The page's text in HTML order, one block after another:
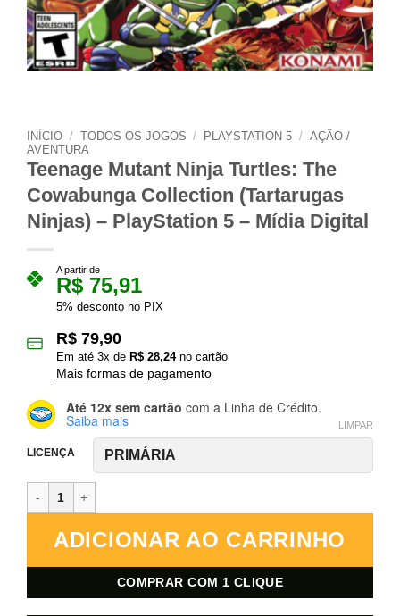
INÍCIO / TODOS OS JOGOS / PLAYSTATION 5 / AÇÃO /
AVENTURA
Teenage Mutant Ninja Turtles: The
Cowabunga Collection (Tartarugas
Ninjas) – PlayStation 5 – Mídia Digital
A partir de
R$ 75,91
5% desconto no PIX
R$ 79,90
Em até 3x de R$ 28,24no cartão
Mais formas de pagamento
Até 12x sem cartão com a Linha de Crédito.
Saiba mais
LICENÇA
LIMPAR
ADICIONAR AO CARRINHO
COMPRAR COM 1 CLIQUE